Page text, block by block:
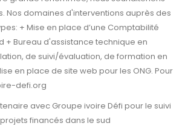
Nos domaines d'interventions auprès des
+ Mise en place d’une Comptabilité
+ Bureau d'assistance technique en
de suivi/évaluation, de formation en
en place de site web pour les ONG. Pour
defi.org
avec Groupe ivoire Défi pour le suivi
financés dans le sud